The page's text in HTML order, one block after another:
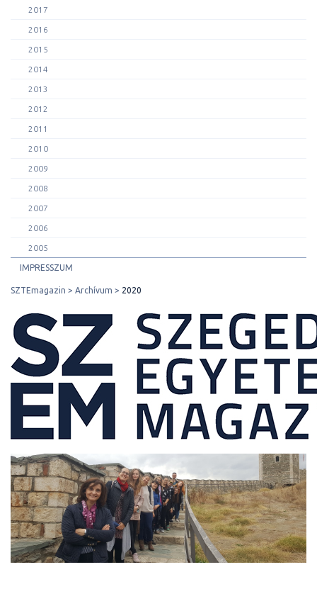
2017
2016
2015
2014
2013
2012
2011
2010
2009
2008
2007
2006
2005
IMPRESSZUM
SZTEmagazin Archívum 2020